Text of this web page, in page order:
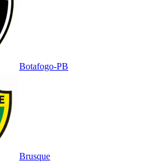
Botafogo-PB
Brusque